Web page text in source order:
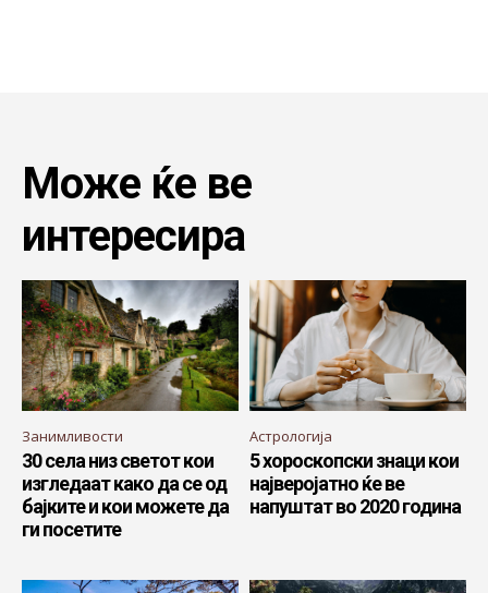
Може ќе ве
интересира
Занимливости
30 села низ светот кои
изгледаат како да се од
бајките и кои можете да
ги посетите
Астрологија
5 хороскопски знаци кои
најверојатно ќе ве
напуштат во 2020 година